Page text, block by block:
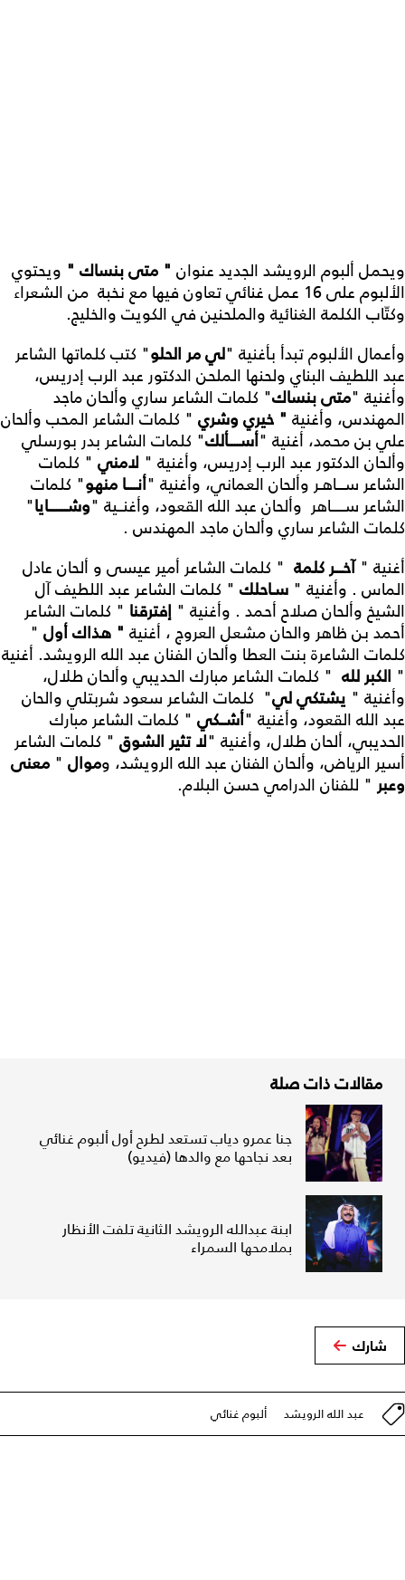
ويحمل ألبوم الرويشد الجديد عنوان " متى بنساك " ويحتوي
الألبوم على 16 عمل غنائي تعاون فيها مع نخبة من الشعراء
وكتّاب الكلمة الغنائية والملحنين في الكويت والخليج.
وأعمال الألبوم تبدأ بأغنية "لي مر الحلو" كتب كلماتها الشاعر
عبد اللطيف البناي ولحنها الملحن الدكتور عبد الرب إدريس،
وأغنية "متى بنساك" كلمات الشاعر ساري وألحان ماجد
المهندس، وأغنية " خيري وشري " كلمات الشاعر المحب وألحان
علي بن محمد، أغنية "أســــألك" كلمات الشاعر بدر بورسلي
وألحان الدكتور عبد الرب إدريس، وأغنية " لامني " كلمات
الشاعر ســـاهـر وألحان العماني، وأغنية "أنــــا منهو" كلمات
الشاعر ســـــاهر وألحان عبد الله القعود، وأغنــية "وشـــــــايا"
كلمات الشاعر ساري وألحان ماجد المهندس .
أغنية "آخـــر كلمة " كلمات الشاعر أمير عيسى و ألحان عادل
الماس . وأغنية " سـاحلك " كلمات الشاعر عبد اللطيف آل
الشيخ وألحان صلاح أحمد . وأغنية " إفترقنا " كلمات الشاعر
أحمد بن ظاهر والحان مشعل العروج ، أغنية " هذاك أول "
كلمات الشاعرة بنت العطا وألحان الفنان عبد الله الرويشد. أغنية
" الكبر لله " كلمات الشاعر مبارك الحديبي وألحان طلال،
وأغنية " يشتكي لي" كلمات الشاعر سعود شربتلي والحان
عبد الله القعود، وأغنية "أشــكي " كلمات الشاعر مبارك
الحديبي، ألحان طلال، وأغنية "لا تثير الشوق " كلمات الشاعر
أسير الرياض، وألحان الفنان عبد الله الرويشد، وموال " معنى
وعبر" للفنان الدرامي حسن البلام.
مقالات ذات صلة
جنا عمرو دياب تستعد لطرح أول ألبوم غنائي
بعد نجاحها مع والدها (فيديو)
ابنة عبدالله الرويشد الثانية تلفت الأنظار
بملامحها السمراء
شارك
عبد الله الرويشد ألبوم غنائي